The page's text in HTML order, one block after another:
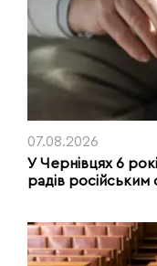
07.08.2026
У Чернівцях 6
радів російським